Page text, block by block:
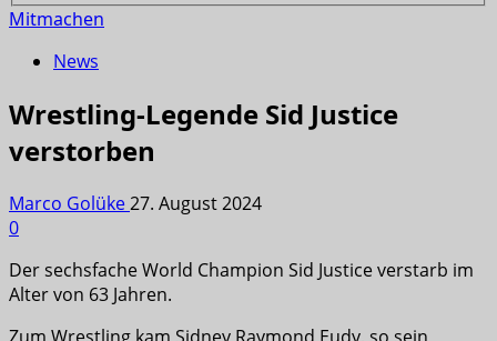
Mitmachen
News
Wrestling-Legende Sid Justice
verstorben
Marco Golüke27. August 2024
0
Der sechsfache World Champion Sid Justice verstarb im
Alter von 63 Jahren.